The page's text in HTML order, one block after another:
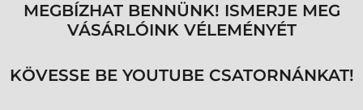
MEGBÍZHAT BENNÜNK! ISMERJE MEG
VÁSÁRLÓINK VÉLEMÉNYÉT
KÖVESSE BE YOUTUBE CSATORNÁNKAT!